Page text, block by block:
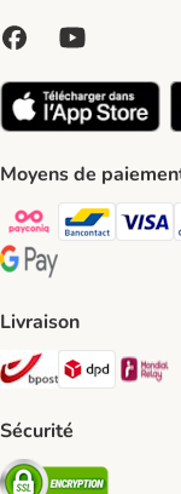
Moyens de
Payconiq Payment
bancontact
Visa
Google Pay Payment
Livraison
Bpost Shipping
DPD
Sécurité
Security